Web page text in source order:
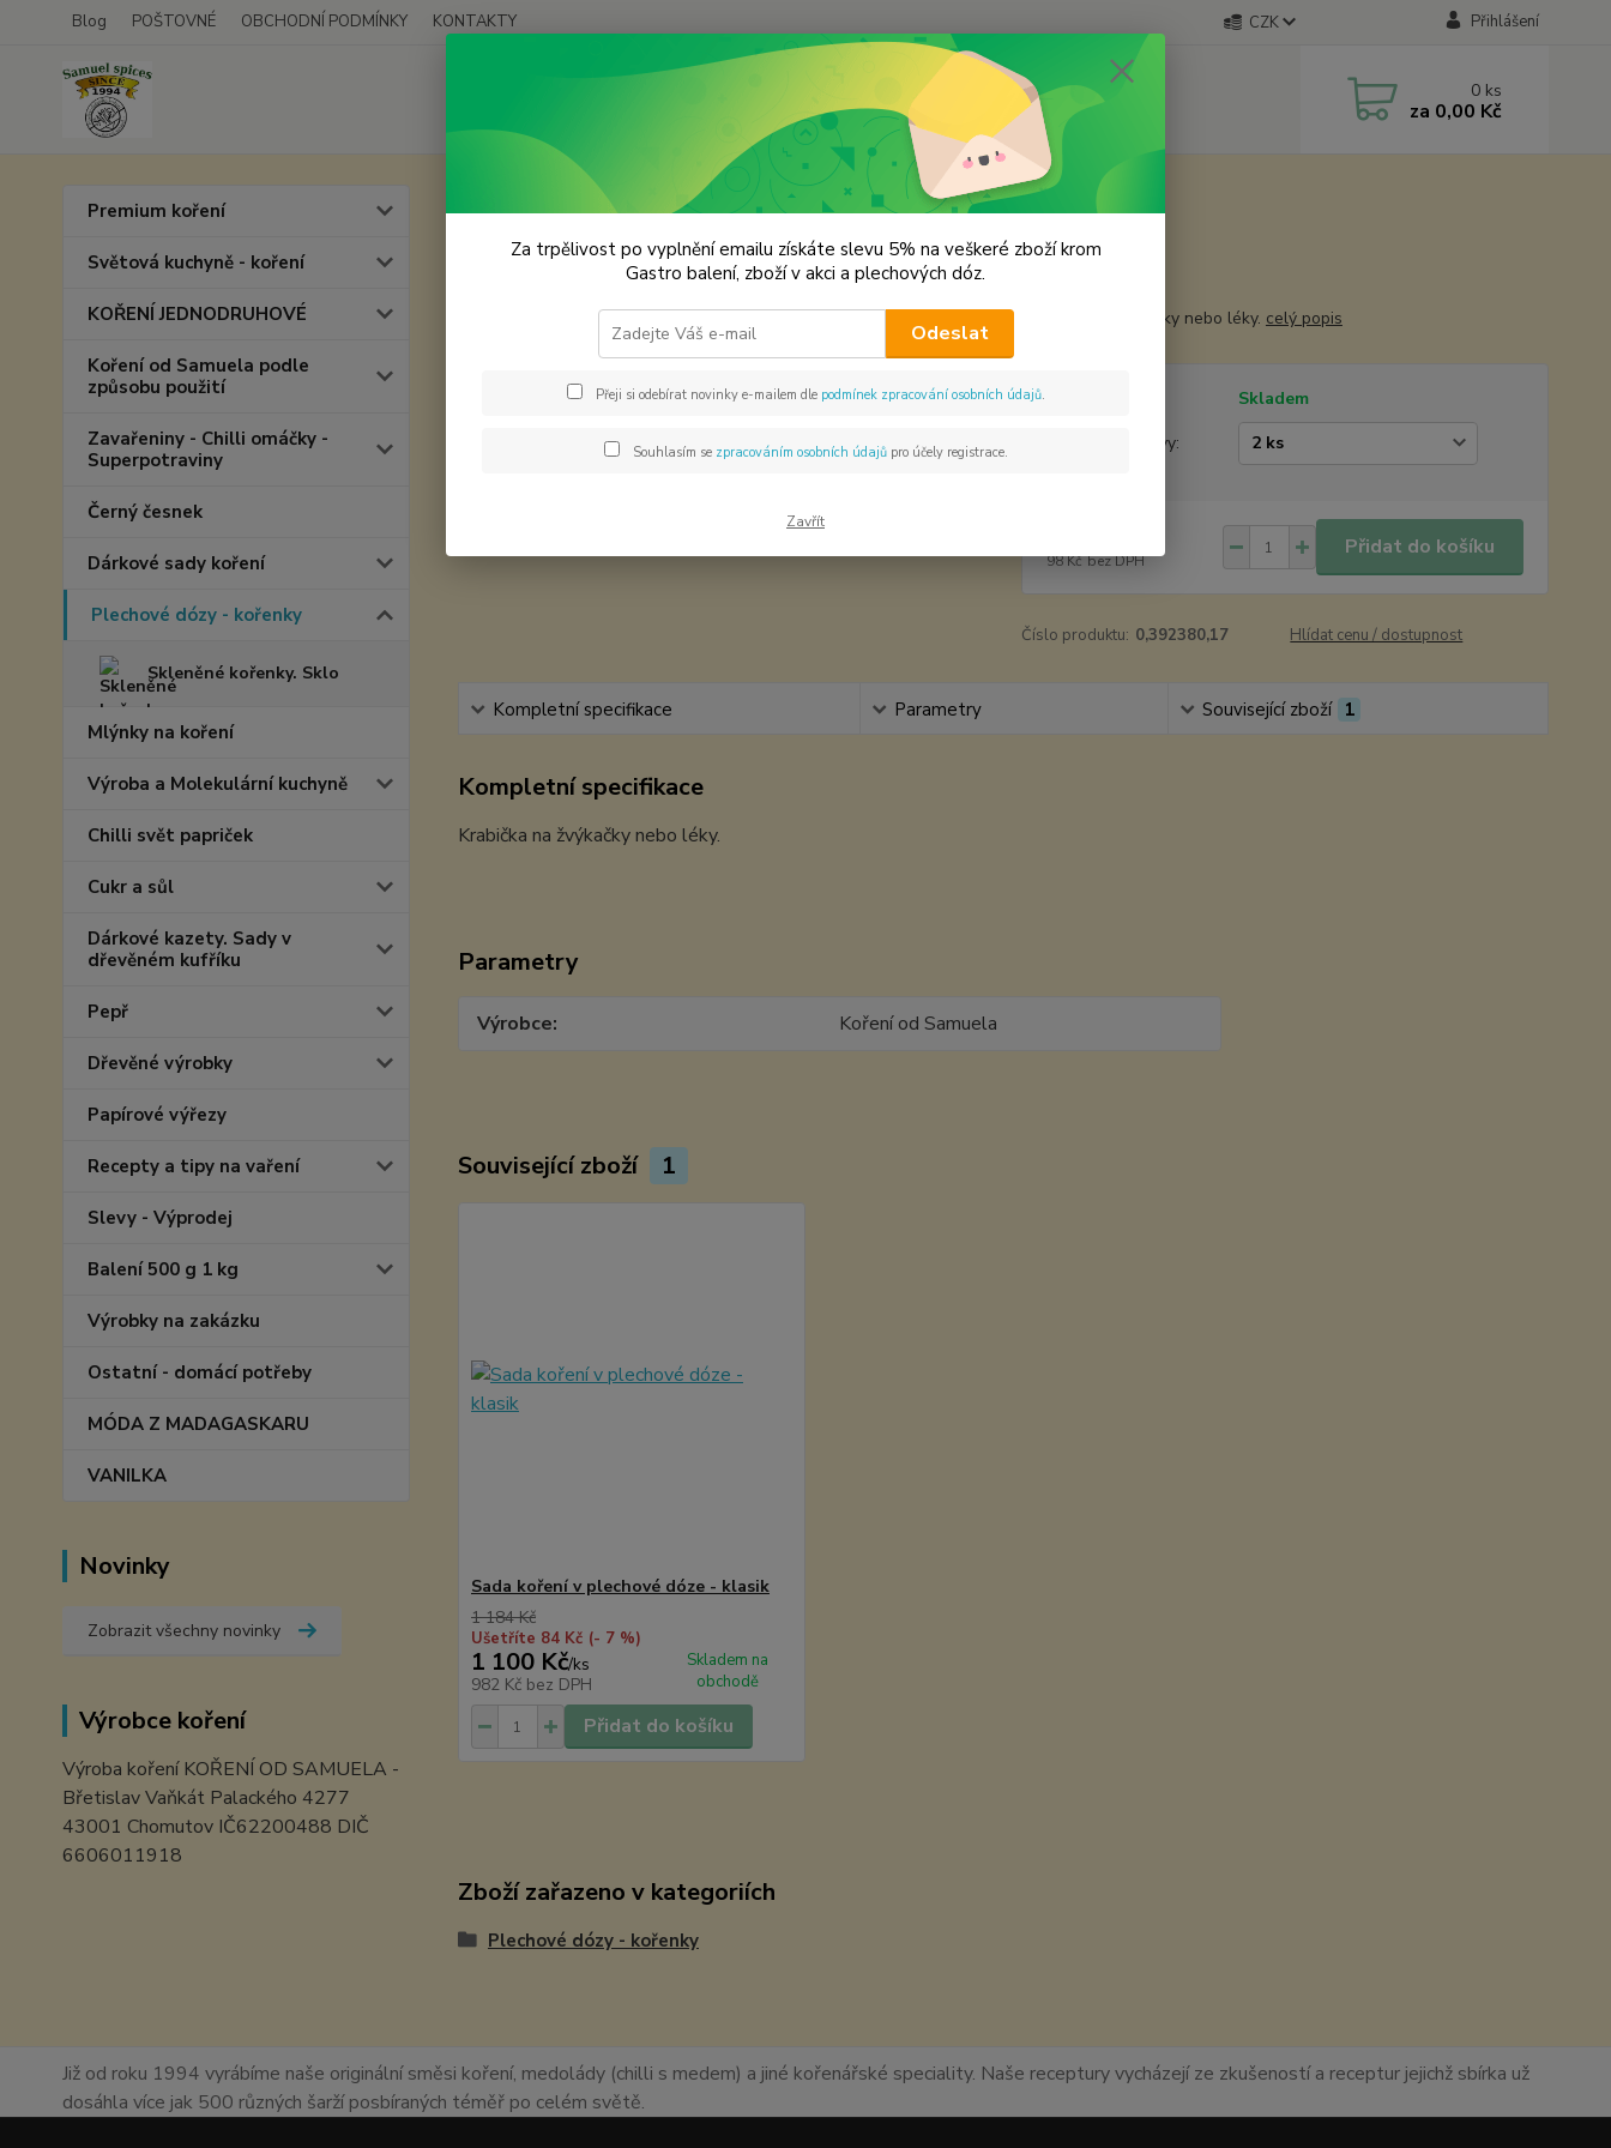
Blog POŠTOVNÉ OBCHODNÍ PODMÍNKY KONTAKTY CZK Přihlášení
0 ks
za 0,00 Kč
Premium koření
Světová kuchyně - koření
KOŘENÍ JEDNODRUHOVÉ
Koření od Samuela podle
způsobu použití
Zavařeniny - Chilli omáčky -
Superpotraviny
Černý česnek
Dárkové sady koření
Plechové dózy - kořenky
Skleněné kořenky. Sklo
Mlýnky na koření
Výroba a Molekulární kuchyně
Chilli svět papriček
Cukr a sůl
Dárkové kazety. Sady v
dřevěném kufříku
Pepř
Dřevěné výrobky
Papírové výřezy
Recepty a tipy na vaření
Slevy - Výprodej
Balení 500 g 1 kg
Výrobky na zakázku
Ostatní - domácí potřeby
MÓDA Z MADAGASKARU
VANILKA
Novinky
Zobrazit všechny novinky
Výrobce koření
Výroba koření KOŘENÍ OD SAMUELA -
Břetislav Vaňkát Palackého 4277
43001 Chomutov IČ62200488 DIČ
6606011918
Plechové dózy - kořenky Krabička 4x2x8,5 cm
Krabička 4x2x8,5 cm
Krabička na žvýkačky nebo léky. celý popis
Skladem
Množstevní slevy:
98 Kč bez DPH
Přidat do košíku
Číslo produktu: 0,392380,17 Hlídat cenu / dostupnost
Kompletní specifikace Parametry Související zboží 1
Kompletní specifikace
Krabička na žvýkačky nebo léky.
Parametry
Výrobce Koření od Samuela
Související zboží 1
Sada koření v plechové dóze - klasik
1 184 Kč
Ušetříte 84 Kč (- 7 %)
1 100 Kč/ks
982 Kč bez DPH
Skladem na
obchodě
Přidat do košíku
Zboží zařazeno v kategoriích
Plechové dózy - kořenky
Již od roku 1994 vyrábíme naše originální směsi koření, medolády (chilli s medem) a jiné kořenářské speciality. Naše receptury vycházejí ze zkušeností a receptur jejichž sbírka už
dosáhla více jak 500 různých šarží posbíraných téměř po celém světě.
Za trpělivost po vyplnění emailu získáte slevu 5% na veškeré zboží krom
Gastro balení, zboží v akci a plechových dóz.
Odeslat
Přeji si odebírat novinky e-mailem dle podmínek zpracování osobních údajů.
Souhlasím se zpracováním osobních údajůpro účely registrace.
Zavřít